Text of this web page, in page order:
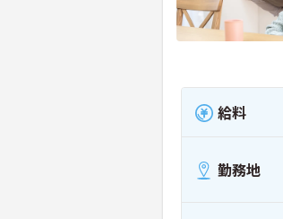
給料
勤務地